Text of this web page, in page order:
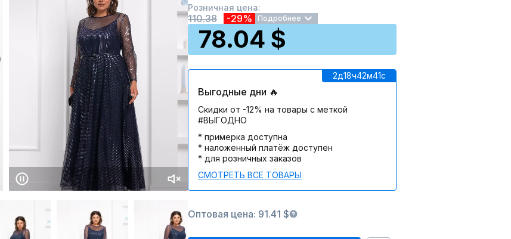
Розничная цена:
110.38 -29% Подробнее
78.04 $
2д18ч42м41c
Выгодные дни 🔥
Скидки от -12% на товары с меткой
#ВЫГОДНО
* примерка доступна
* наложенный платёж доступен
* для розничных заказов
СМОТРЕТЬ ВСЕ ТОВАРЫ
Оптовая цена: 91.41 $